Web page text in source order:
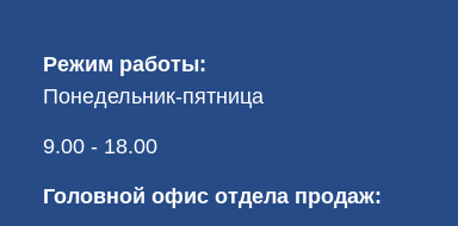
Режим работы:
Понедельник-пятница
9.00 - 18.00
Головной офис отдела продаж: